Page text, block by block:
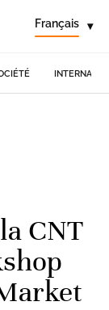
Français ▾
CNT